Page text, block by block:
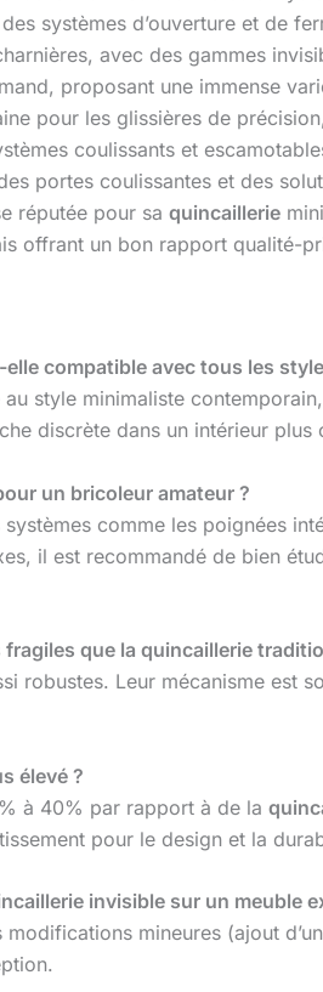
systèmes d’ouverture et de
avec des gammes
proposant une immense
pour les glissières de
coulissants et
portes coulissantes et des
réputée pour sa quincaillerie
offrant un bon rapport qualité-
compatible avec tous les
style minimaliste
discrète dans un intérieur plus
un bricoleur amateur ?
comme les poignées
il est recommandé de bien
que la quincaillerie
robustes. Leur mécanisme est
élevé ?
à 40% par rapport à de la
pour le design et la
invisible sur un meuble
mineures (ajout